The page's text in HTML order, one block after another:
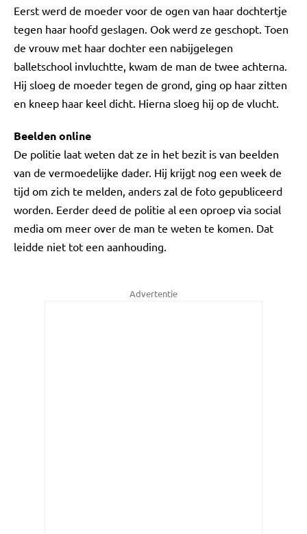
Eerst werd de moeder voor de ogen van haar dochtertje
tegen haar hoofd geslagen. Ook werd ze geschopt. Toen
de vrouw met haar dochter een nabijgelegen
balletschool invluchtte, kwam de man de twee achterna.
Hij sloeg de moeder tegen de grond, ging op haar zitten
en kneep haar keel dicht. Hierna sloeg hij op de vlucht.
Beelden online
De politie laat weten dat ze in het bezit is van beelden
van de vermoedelijke dader. Hij krijgt nog een week de
tijd om zich te melden, anders zal de foto gepubliceerd
worden. Eerder deed de politie al een oproep via social
media om meer over de man te weten te komen. Dat
leidde niet tot een aanhouding.
Advertentie